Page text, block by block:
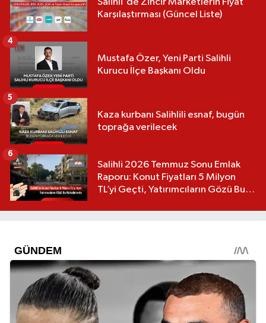
Salihli'de Zincir Marketlerin Fiyat
Karşılaştırması (Güncel Liste)
Mustafa Özer, Yeni Parti Salihli
Kurucu İlçe Başkanı Oldu
4
Kaza kurbanı Salihlili esnaf, bugün
toprağa verilecek
5
Salihli 2026 Temmuz Sonu Emlak
Raporu: Konut Fiyatları 5 Milyon
TL’yi Geçti, Yatırımcıların Gözü Bu
6